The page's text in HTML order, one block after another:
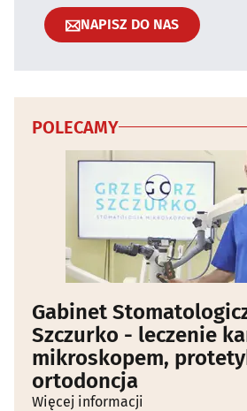
NAPISZ DO NAS
POLECAMY
Gabinet
Szczurko - leczenie
mikroskopem,
ortodoncja
Więcej informacji